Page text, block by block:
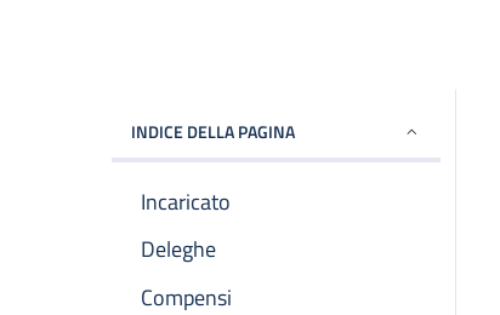
INDICE DELLA PAGINA
Incaricato
Deleghe
Compensi